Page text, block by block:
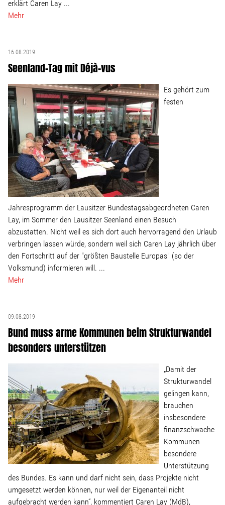
erklärt Caren Lay ...
Mehr
16.08.2019
Seenland-Tag mit Déjà-vus
Es gehört zum
festen
Jahresprogramm der Lausitzer Bundestagsabgeordneten Caren
Lay, im Sommer den Lausitzer Seenland einen Besuch
abzustatten. Nicht weil es sich dort auch hervorragend den Urlaub
verbringen lassen würde, sondern weil sich Caren Lay jährlich über
den Fortschritt auf der "größten Baustelle Europas" (so der
Volksmund) informieren will. ...
Mehr
09.08.2019
Bund muss arme Kommunen beim Strukturwandel
besonders unterstützen
„Damit der
Strukturwandel
gelingen kann,
brauchen
insbesondere
finanzschwache
Kommunen
besondere
Unterstützung
des Bundes. Es kann und darf nicht sein, dass Projekte nicht
umgesetzt werden können, nur weil der Eigenanteil nicht
aufgebracht werden kann“, kommentiert Caren Lay (MdB),